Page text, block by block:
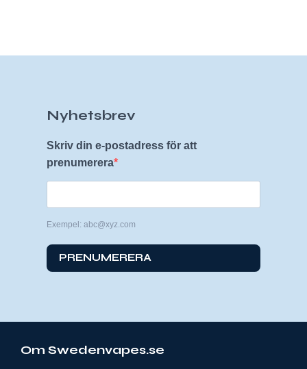
Nyhetsbrev
Skriv din e-postadress för att
prenumerera
Exempel: abc@xyz.com
PRENUMERERA
Om Swedenvapes.se